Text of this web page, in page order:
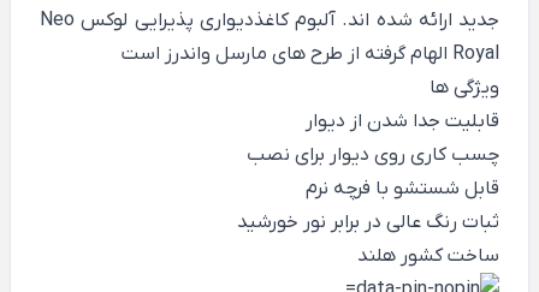
جدید ارائه شده اند. آلبوم کاغذدیواری پذیرایی لوکس Neo
Royal الهام گرفته از طرح های مارسل واندرز است
ویژگی ها
قابلیت جدا شدن از دیوار
چسب کاری روی دیوار برای نصب
قابل شستشو با فرچه نرم
ثبات رنگ عالی در برابر نور خورشید
ساخت کشور هلند